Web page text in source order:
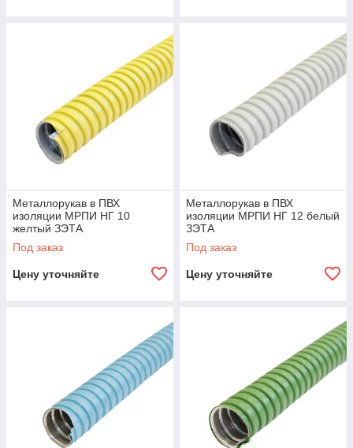
Металлорукав в ПВХ
изоляции МРПИ НГ 10
желтый ЗЭТА
Под заказ
Цену уточняйте
Металлорукав в ПВХ
изоляции МРПИ НГ 12 белый
ЗЭТА
Под заказ
Цену уточняйте